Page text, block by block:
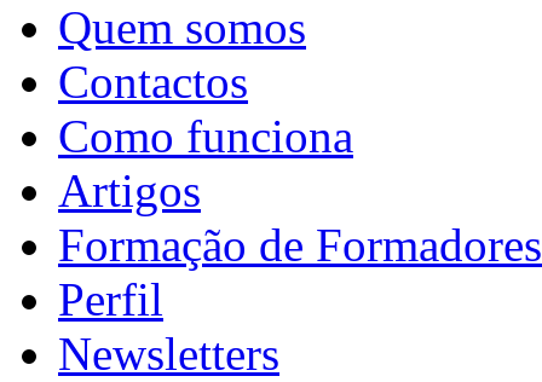
Quem somos
Contactos
Como funciona
Artigos
Formação de Formadores
Perfil
Newsletters